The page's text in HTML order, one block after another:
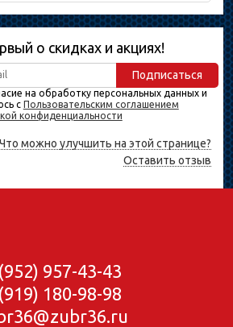
о скидках и акциях!
Подписаться
на обработку персональных данных и
с Пользовательским соглашением
конфиденциальности
Что можно улучшить на этой странице?
Оставить отзыв
957-43-43
180-98-98